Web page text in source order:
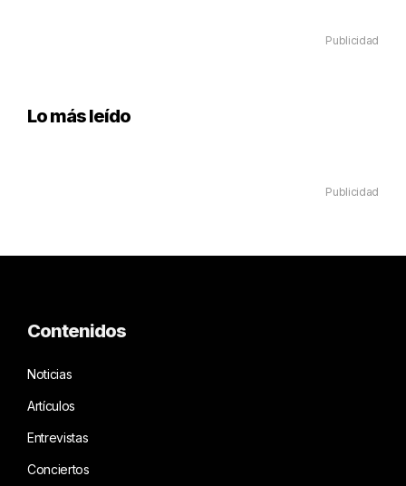
Publicidad
Lo más leído
Publicidad
Contenidos
Noticias
Artículos
Entrevistas
Conciertos